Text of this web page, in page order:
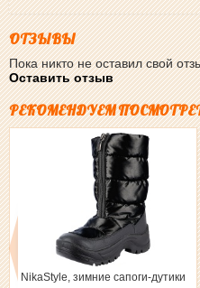
ОТЗЫВЫ
Пока никто не оставил свой
Оставить отзыв
РЕКОМЕНДУЕМ
NikaStyle, зимние сапоги-дутики